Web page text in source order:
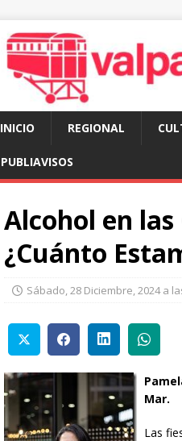
INICIO REGIONAL
PUBLIAVISOS
Alcohol en
¿Cuánto
Sábado, 28 Diciembre, 2024 a
Mar.
Las